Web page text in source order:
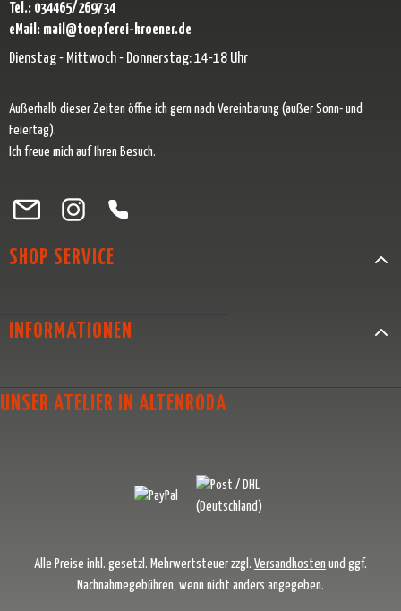
Tel.: 034465/269734
eMail: mail@toepferei-kroener.de
Dienstag - Mittwoch - Donnerstag: 14-18 Uhr
Außerhalb dieser Zeiten öffne ich gern nach Vereinbarung (außer Sonn- und
Feiertag).
Ich freue mich auf Ihren Besuch.
Besuche uns auf Facebook – öffnet in neuem Tab (externer Link)
Schau auf Instagram vorbei – öffnet in neuem Tab (externer Link)
Lass dich auf Pinterest inspirieren – öffnet in neuem Tab
Folge uns auf X – öffnet in neuem Tab (externer Link)
SHOP SERVICE
INFORMATIONEN
UNSER ATELIER IN ALTENRODA
Alle Preise inkl. gesetzl. Mehrwertsteuer zzgl. Versandkosten und ggf.
Nachnahmegebühren, wenn nicht anders angegeben.